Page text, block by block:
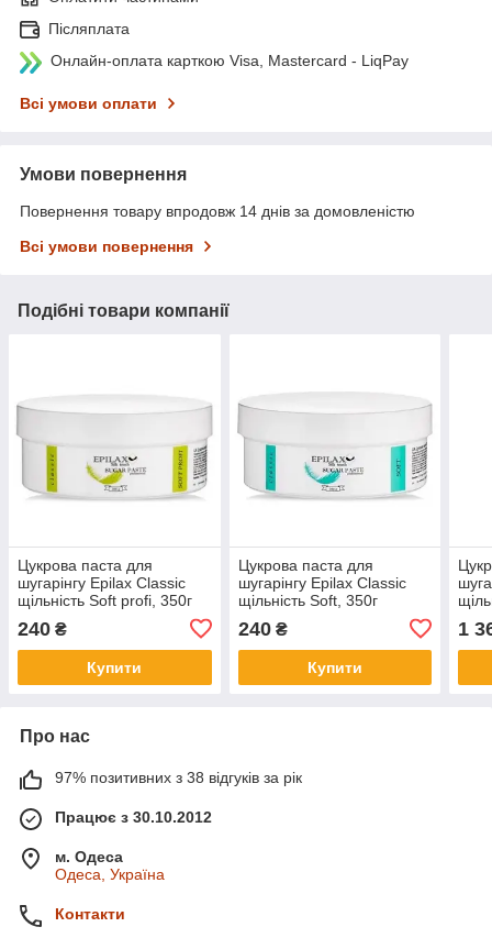
Післяплата
Онлайн-оплата карткою Visa, Mastercard - LiqPay
Всі умови оплати
Умови повернення
Повернення товару впродовж 14 днів за домовленістю
Всі умови повернення
Подібні товари компанії
Цукрова паста для
шугарінгу Epilax Classic
щільність Soft profi, 350г
240 ₴
Купити
Цукрова паста для
шугарінгу Epilax Classic
щільність Soft, 350г
240₴
Купити
1
Про нас
97% позитивних з 38 відгуків за рік
Працює з 30.10.2012
м. Одеса
Одеса, Україна
Контакти